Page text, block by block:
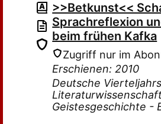
>>Betkunst<<
Sprachreflexion
beim frühen Kafka
Zugriff nur im
Erschienen: 2010
Deutsche
Geistesgeschichte -